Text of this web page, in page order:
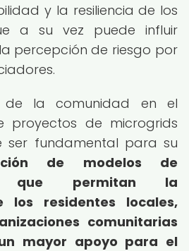
y la resiliencia de los
a su vez puede influir
percepción de riesgo por
de la comunidad en el
proyectos de microgrids
ser fundamental para su
de modelos de
que permitan la
los residentes locales,
comunitarias
mayor apoyo para el